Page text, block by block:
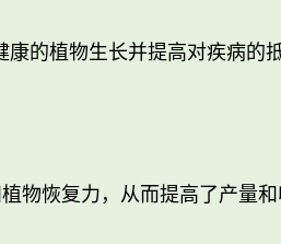
的植物生长并提高对疾病的
物恢复力，从而提高了产量和